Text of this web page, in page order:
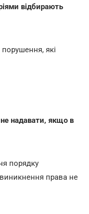
відбирають
які
надавати, якщо в
порядку
права не